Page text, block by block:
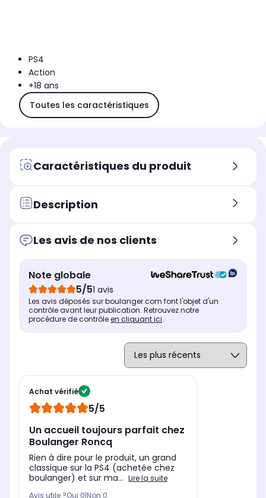
PS4
Action
+18 ans
Toutes les caractéristiques
Caractéristiques du produit
Description
Les avis de nos clients
Note globale
5/51 avis
Les avis déposés sur boulanger.com font l'objet d'un
contrôle avant leur publication. Retrouvez notre
procédure de contrôleen cliquant ici.
Achat vérifié
5/5
Un accueil toujours parfait chez
Boulanger Roncq
Rien à dire pour le produit, un grand
classique sur la PS4 (achetée chez
boulanger) et sur ma... Lire la suite
Avis utile ?Oui 0 Non 0